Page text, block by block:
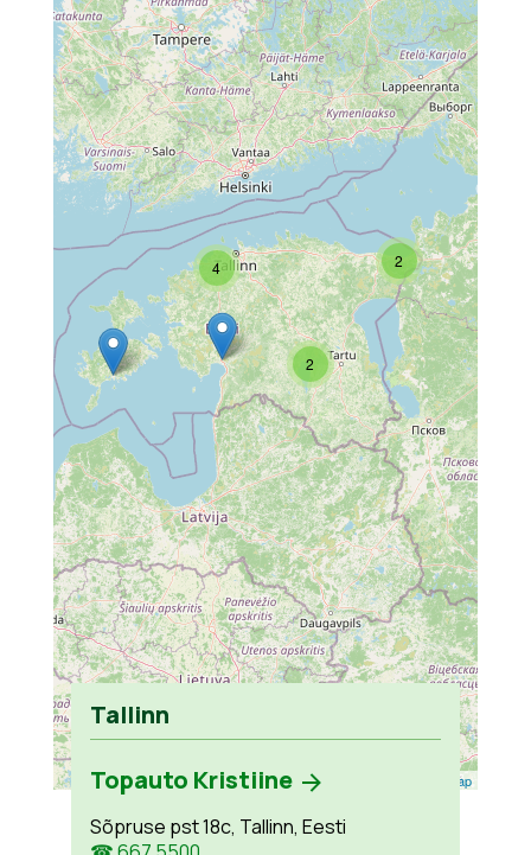
2
2
4
Leaflet OpenStreetMap
Tallinn
Topauto Kristiine
Sõpruse pst 18c, Tallinn, Eesti